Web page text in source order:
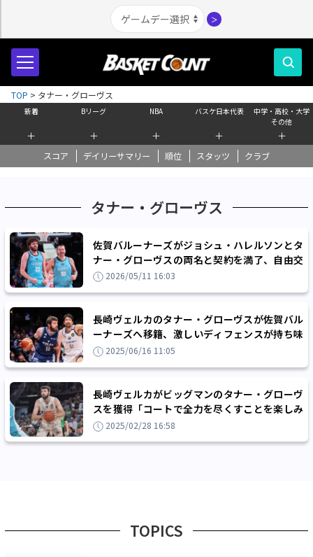
＞
新着
＋
Bリーグ
＋
NBA
＋
バスケ日本代表
＋
中学・高校・大学
その他
＋
スコア デイリーサマリー 順位 スタッツ クラブ
TOP > タナー・グローヴス
タナー・グローヴス
佐賀バルーナーズがジョシュ・ハレルソンとタ
ナー・グローヴスの両名と契約を満了、自由交
渉選手リスト公示へ
2026/05/11 16:03
長崎ヴェルカのタナー・グローヴスが佐賀バル
ーナーズへ移籍、激しいディフェンスが持ち味
のパワーフォワード
2025/06/16 11:05
長崎ヴェルカがビッグマンのタナー・グローヴ
スを獲得「コートで全力を尽くすことを楽しみ
にしています」
2025/02/28 16:58
TOPICS